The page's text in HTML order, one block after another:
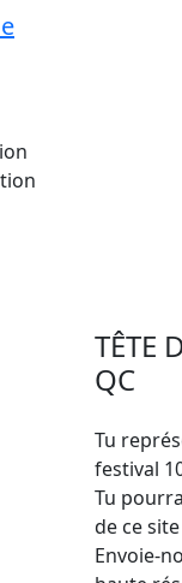
TÊTE
QC
Tu
festival
Tu
de ce
Envoie-